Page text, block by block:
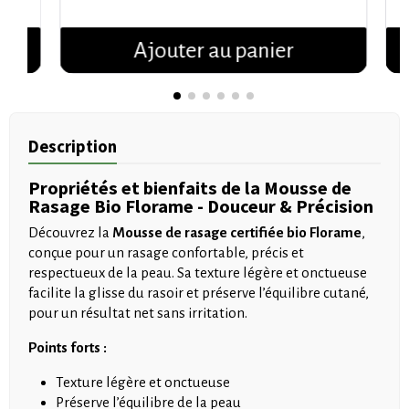
Ajouter au panier
Description
Propriétés et bienfaits de la Mousse de
Rasage Bio Florame - Douceur & Précision
Découvrez la Mousse de rasage certifiée bio Florame,
conçue pour un rasage confortable, précis et
respectueux de la peau. Sa texture légère et onctueuse
facilite la glisse du rasoir et préserve l’équilibre cutané,
pour un résultat net sans irritation.
Points forts :
Texture légère et onctueuse
Préserve l’équilibre de la peau